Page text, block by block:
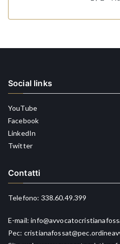
Social links
YouTube
Facebook
LinkedIn
Twitter
Contatti
Telefono: 338.60.49.399
E-mail:
Pec: